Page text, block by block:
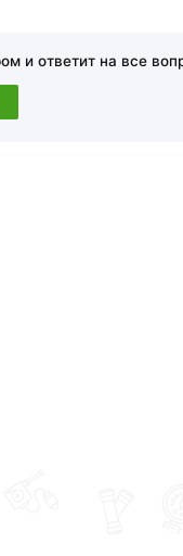
оформлением онлайн
(наличие чека
и ответит на все